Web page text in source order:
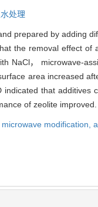
处理
prepared by adding
the removal effect
NaCl， microwave-
area increased
indicated that
of zeolite improved.
microwave modification,